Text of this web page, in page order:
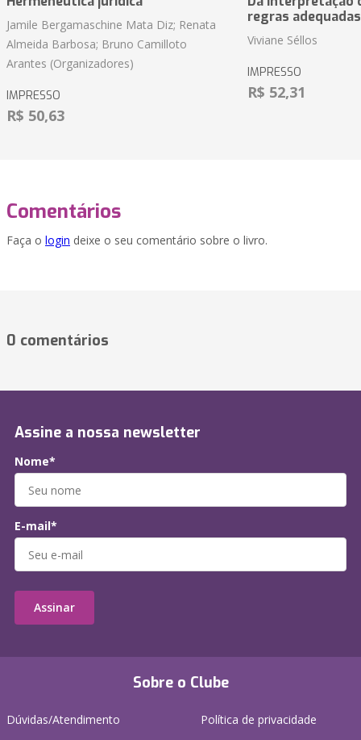
Jamile Bergamaschine Mata Diz; Renata
Almeida Barbosa; Bruno Camilloto
Arantes (Organizadores)
IMPRESSO
R$ 50,63
regras
Viviane Séllos
IMPRESSO
R$ 52,31
Comentários
Faça o login deixe o seu comentário sobre o livro.
0 comentários
Sobre o Clube
Dúvidas/Atendimento
Política de privacidade
Assine a nossa newsletter
Nome*
E-mail*
Assinar